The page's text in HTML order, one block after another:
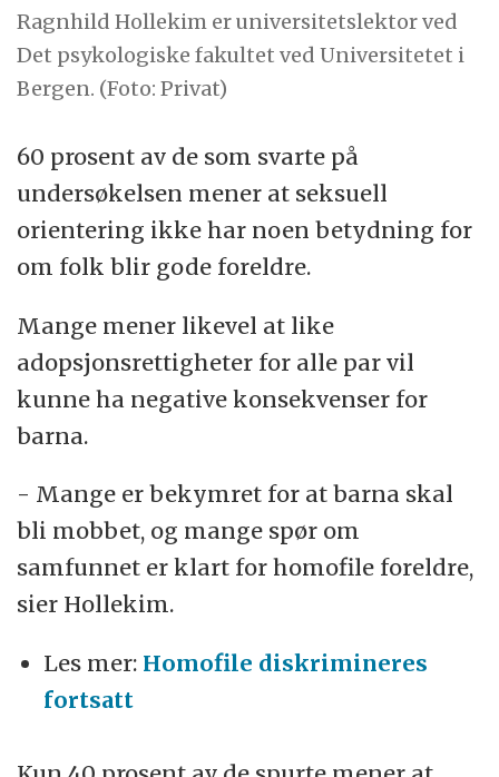
Ragnhild Hollekim er universitetslektor ved
Det psykologiske fakultet ved Universitetet i
Bergen. (Foto: Privat)
60 prosent av de som svarte på
undersøkelsen mener at seksuell
orientering ikke har noen betydning for
om folk blir gode foreldre.
Mange mener likevel at like
adopsjonsrettigheter for alle par vil
kunne ha negative konsekvenser for
barna.
- Mange er bekymret for at barna skal
bli mobbet, og mange spør om
samfunnet er klart for homofile foreldre,
sier Hollekim.
Les mer: Homofile diskrimineres
fortsatt